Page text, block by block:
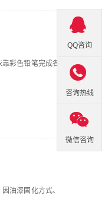
彩色铅笔完成各
油漆固化方式、
QQ咨询

咨询热线
微信咨询